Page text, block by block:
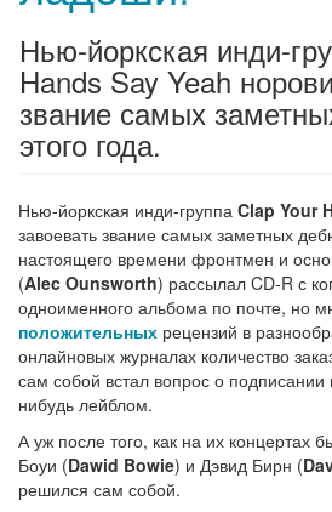
Нью-йоркская инди-
Hands Say Yeah
звание самых
этого года.
Нью-йоркская инди-группа Clap Your
завоевать звание самых заметных
настоящего времени фронтмен и
(Alec Ounsworth) рассылал CD-R с
одноименного альбома по почте, но
положительных рецензий в
онлайновых журналах количество
сам собой встал вопрос о подписании
нибудь лейблом.
А уж после того, как на их концертах
Боуи (Dawid Bowie) и Дэвид Бирн (
решился сам собой.